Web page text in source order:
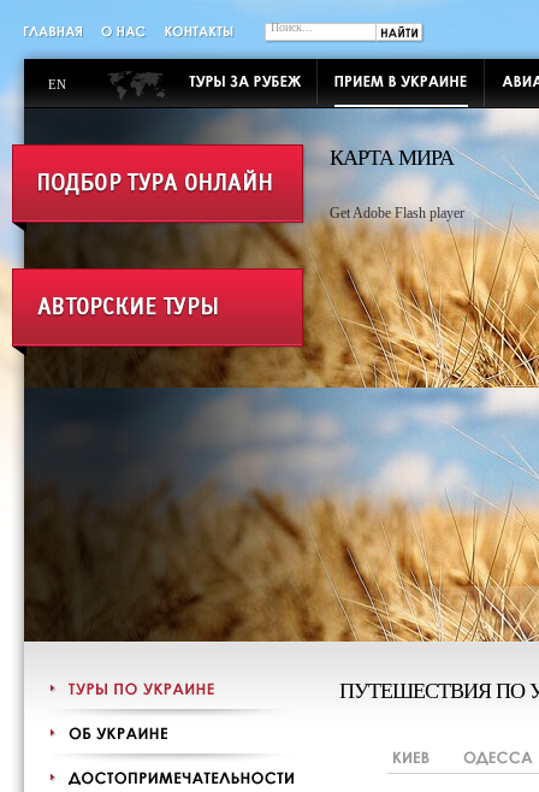
EN
КАРТА МИРА
Get Adobe Flash player
ПУТЕШЕСТВИЯ ПО